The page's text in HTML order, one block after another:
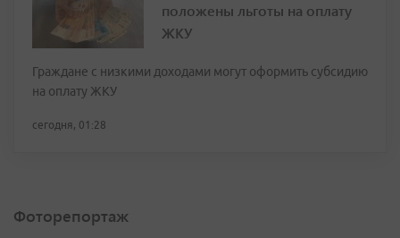
положены льготы на оплату
ЖКУ
Граждане с низкими доходами могут оформить субсидию
на оплату ЖКУ
сегодня, 01:28
Фоторепортаж